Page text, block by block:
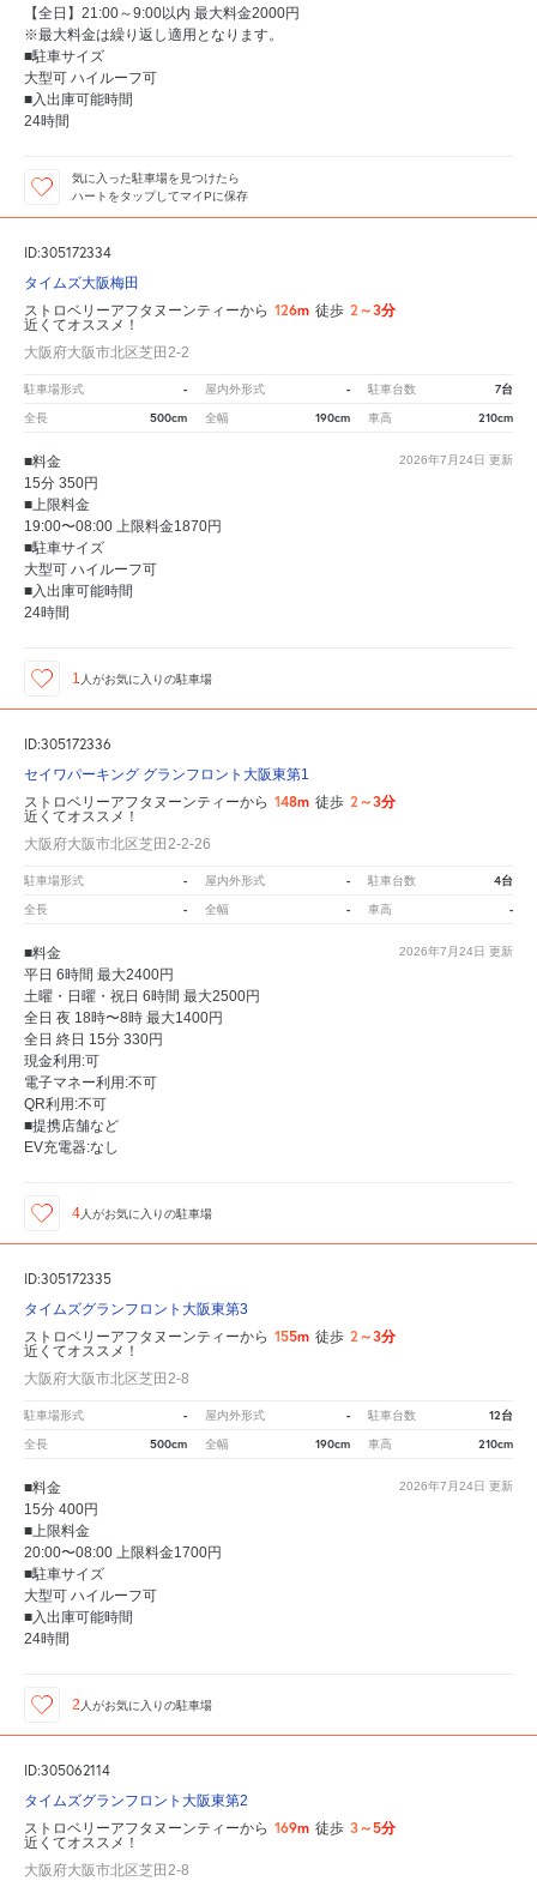
【全日】21:00～9:00以内 最大料金2000円
※最大料金は繰り返し適用となります。
■駐車サイズ
大型可 ハイルーフ可
■入出庫可能時間
24時間
気に入った駐車場を見つけたら
ハートをタップしてマイPに保存
ID:305172334
タイムズ大阪梅田
ストロベリーアフタヌーンティーから 126m 徒歩 2～3分
近くてオススメ！
大阪府大阪市北区芝田2-2
駐車場形式 - 屋内外形式 - 駐車台数 7台
全長 500cm 全幅 190cm 車高 210cm
2026年7月24日 更新
■料金
15分 350円
■上限料金
19:00〜08:00 上限料金1870円
■駐車サイズ
大型可 ハイルーフ可
■入出庫可能時間
24時間
1 人がお気に入りの駐車場
ID:305172336
セイワパーキング グランフロント大阪東第1
ストロベリーアフタヌーンティーから 148m 徒歩 2～3分
近くてオススメ！
大阪府大阪市北区芝田2-2-26
駐車場形式 - 屋内外形式 - 駐車台数 4台
全長 - 全幅 - 車高 -
2026年7月24日 更新
■料金
平日 6時間 最大2400円
土曜・日曜・祝日 6時間 最大2500円
全日 夜 18時〜8時 最大1400円
全日 終日 15分 330円
現金利用:可
電子マネー利用:不可
QR利用:不可
■提携店舗など
EV充電器:なし
4人がお気に入りの駐車場
ID:305172335
タイムズグランフロント大阪東第3
ストロベリーアフタヌーンティーから 155m 徒歩 2～3分
近くてオススメ！
大阪府大阪市北区芝田2-8
駐車場形式 - 屋内外形式 - 駐車台数 12台
全長 500cm 全幅 190cm 車高 210cm
2026年7月24日 更新
■料金
15分 400円
■上限料金
20:00〜08:00 上限料金1700円
■駐車サイズ
大型可 ハイルーフ可
■入出庫可能時間
24時間
2 人がお気に入りの駐車場
ID:305062114
タイムズグランフロント大阪東第2
ストロベリーアフタヌーンティーから 169m 徒歩 3～5分
近くてオススメ！
大阪府大阪市北区芝田2-8